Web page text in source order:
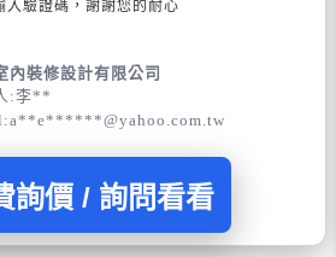
入驗證碼，謝謝您的耐心
內裝修設計有限公司
:李**
詢價 / 詢問看看